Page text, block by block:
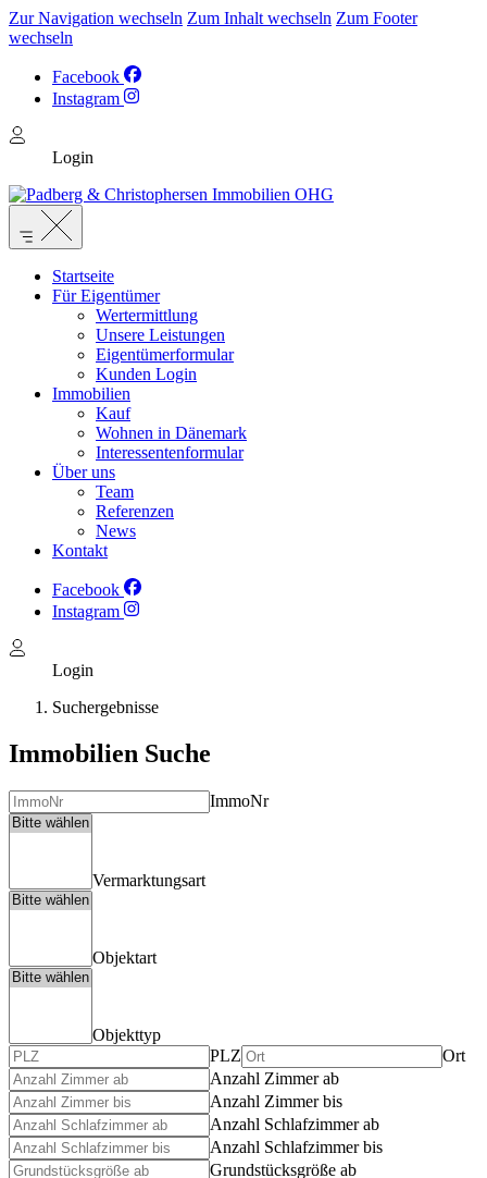
Zur Navigation wechseln Zum Inhalt wechseln Zum Footer
wechseln
Facebook
Instagram
Login
Startseite
Für Eigentümer
Wertermittlung
Unsere Leistungen
Eigentümerformular
Kunden Login
Immobilien
Kauf
Wohnen in Dänemark
Interessentenformular
Über uns
Team
Referenzen
News
Kontakt
Facebook
Instagram
Login
Suchergebnisse
Immobilien Suche
ImmoNr
Vermarktungsart
Objektart
Objekttyp
PLZ
Ort
Anzahl Zimmer ab
Anzahl Zimmer bis
Anzahl Schlafzimmer ab
Anzahl Schlafzimmer bis
Grundstücksgröße ab